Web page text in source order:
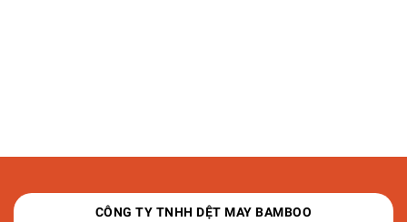
CÔNG TY TNHH DỆT MAY BAMBOO